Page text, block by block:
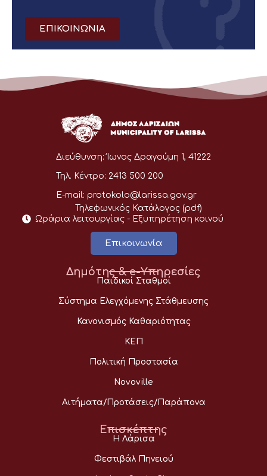
ΕΠΙΚΟΙΝΩΝΙΑ
Διεύθυνση: Ίωνος Δραγούμη 1, 41222
Τηλ. Κέντρο: 2413 500 200
E-mail: protokolo@larissa.gov.gr
Τηλεφωνικός Κατάλογος (pdf)
Ωράρια λειτουργίας - Eξυπηρέτηση κοινού
Επικοινωνία
Δημότης & e-Υπηρεσίες
Παιδικοί Σταθμοί
Σύστημα Ελεγχόμενης Στάθμευσης
Κανονισμός Καθαριότητας
ΚΕΠ
Πολιτική Προστασία
Novoville
Αιτήματα/Προτάσεις/Παράπονα
Επισκέπτης
Η Λάρισα
Φεστιβάλ Πηνειού